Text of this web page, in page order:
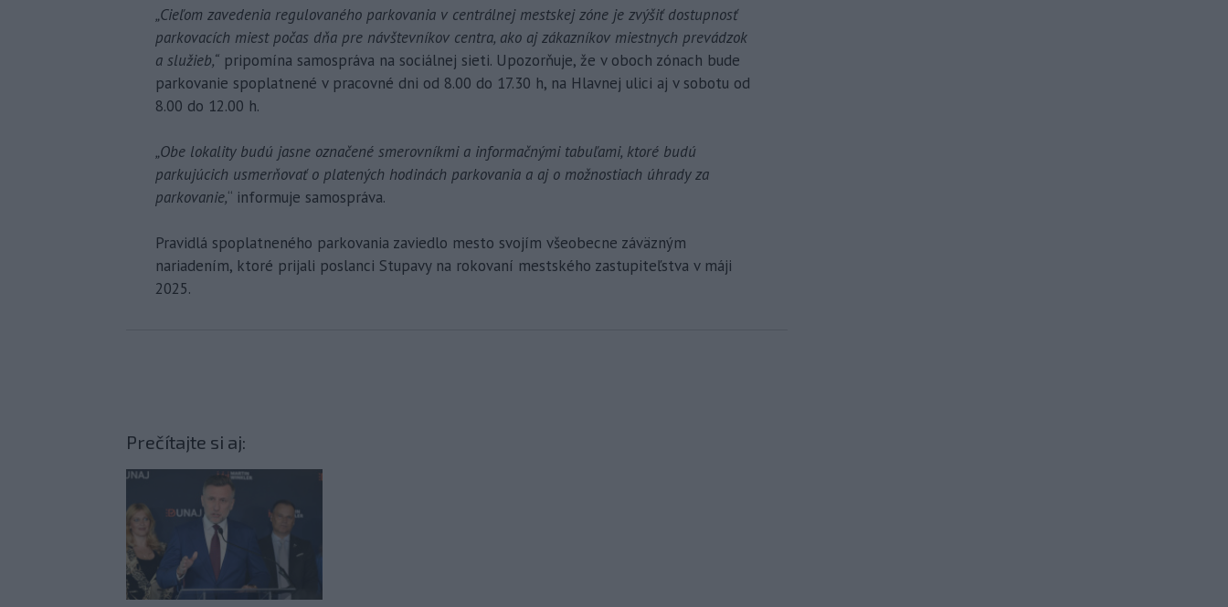
„Cieľom zavedenia regulovaného parkovania v centrálnej mestskej zóne je zvýšiť dostupnosť
parkovacích miest počas dňa pre návštevníkov centra, ako aj zákazníkov miestnych prevádzok
a služieb,“ pripomína samospráva na sociálnej sieti. Upozorňuje, že v oboch zónach bude
parkovanie spoplatnené v pracovné dni od 8.00 do 17.30 h, na Hlavnej ulici aj v sobotu od
8.00 do 12.00 h.
„Obe lokality budú jasne označené smerovníkmi a informačnými tabuľami, ktoré budú
parkujúcich usmerňovať o platených hodinách parkovania a aj o možnostiach úhrady za
parkovanie,“ informuje samospráva.
Pravidlá spoplatneného parkovania zaviedlo mesto svojím všeobecne záväzným
nariadením, ktoré prijali poslanci Stupavy na rokovaní mestského zastupiteľstva v máji
2025.
Prečítajte si aj: